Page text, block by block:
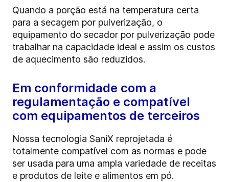
Quando a porção está na temperatura certa
para a secagem por pulverização, o
equipamento do secador por pulverização pode
trabalhar na capacidade ideal e assim os custos
de aquecimento são reduzidos.
Em conformidade com a
regulamentação e compatível
com equipamentos de terceiros
Nossa tecnologia SaniX reprojetada é
totalmente compatível com as normas e pode
ser usada para uma ampla variedade de receitas
e produtos de leite e alimentos em pó.